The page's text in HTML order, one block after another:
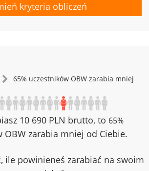
kryteria obliczeń
65% uczestników OBW zarabia mniej
10 690 PLN brutto, to 65%
OBW zarabia mniej od Ciebie.
ile powinieneś zarabiać na swoim